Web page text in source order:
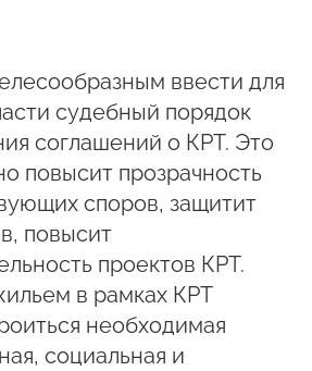
ввести для
судебный порядок
соглашений о КРТ. Это
повысит прозрачность
споров, защитит
повысит
проектов КРТ.
в рамках КРТ
необходимая
социальная и